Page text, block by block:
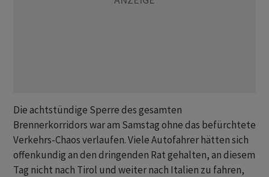
Die achtstündige Sperre des gesamten
Brennerkorridors war am Samstag ohne das befürchtete
Verkehrs-Chaos verlaufen. Viele Autofahrer hätten sich
offenkundig an den dringenden Rat gehalten, an diesem
Tag nicht nach Tirol und weiter nach Italien zu fahren,